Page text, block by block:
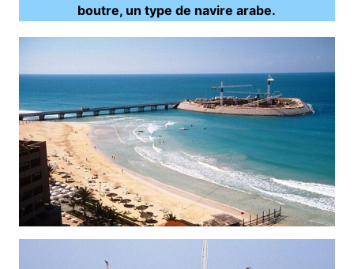
boutre, un type de navire arabe.